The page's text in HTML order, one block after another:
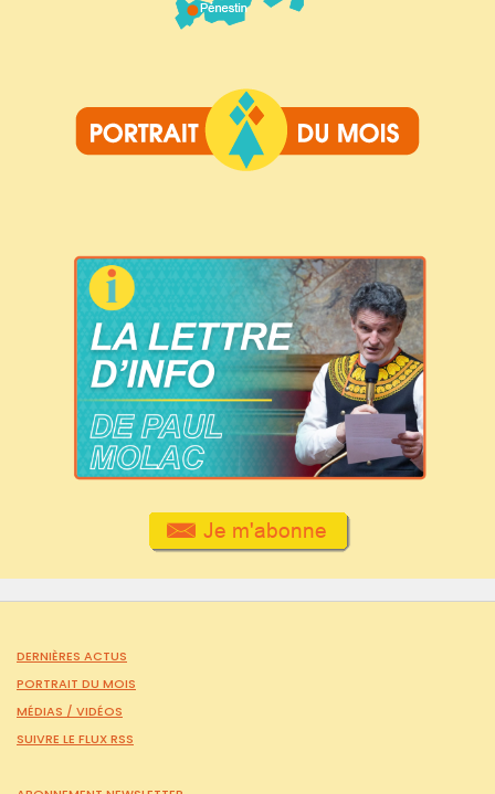
DERNIÈRES ACTUS
PORTRAIT DU MOIS
MÉDIAS / VIDÉOS
SUIVRE LE FLUX RSS